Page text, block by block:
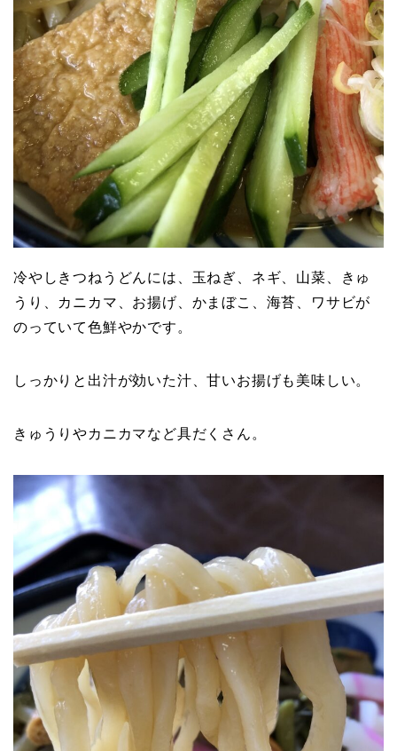
冷やしきつねうどんには、玉ねぎ、ネギ、山菜、きゅ
うり、カニカマ、お揚げ、かまぼこ、海苔、ワサビが
のっていて色鮮やかです。
しっかりと出汁が効いた汁、甘いお揚げも美味しい。
きゅうりやカニカマなど具だくさん。